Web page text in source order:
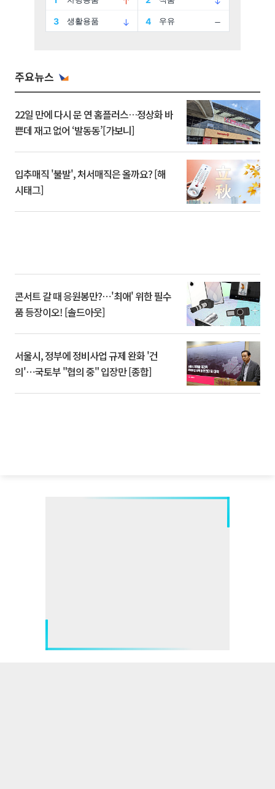
주요뉴스
22일 만에 다시 문 연 홈플러스…정상화 바
쁜데 재고 없어 ‘발동동’[가보니]
입추매직 '불발', 처서매직은 올까요? [해
시태그]
콘서트 갈 때 응원봉만?⋯'최애' 위한 필수
품 등장이오! [솔드아웃]
서울시, 정부에 정비사업 규제 완화 '건
의'⋯국토부 "협의 중" 입장만 [종합]